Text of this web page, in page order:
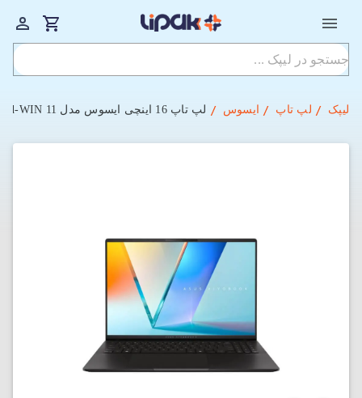
لیپک لپ تاپ ایسوس لپ تاپ 16 اینچی ایسوس مدل Vivobook S16 M5606KA-RI049W Ryzen AI 7 350-24GB-1TSSD-Shared-WIN 11